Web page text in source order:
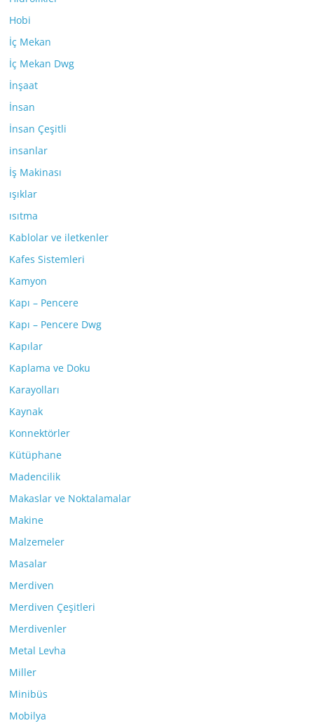
Hobi
İç Mekan
İç Mekan Dwg
İnşaat
İnsan
İnsan Çeşitli
insanlar
İş Makinası
ışıklar
ısıtma
Kablolar ve iletkenler
Kafes Sistemleri
Kamyon
Kapı – Pencere
Kapı – Pencere Dwg
Kapılar
Kaplama ve Doku
Karayolları
Kaynak
Konnektörler
Kütüphane
Madencilik
Makaslar ve Noktalamalar
Makine
Malzemeler
Masalar
Merdiven
Merdiven Çeşitleri
Merdivenler
Metal Levha
Miller
Minibüs
Mobilya